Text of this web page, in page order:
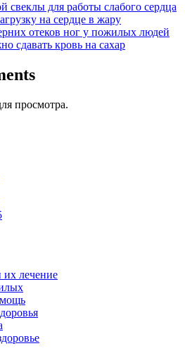
свеклы для работы слабого сердца
на сердце в жару
отеков ног у пожилых людей
сдавать кровь на сахар
просмотра.
их лечение